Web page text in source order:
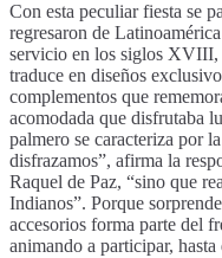
Con esta peculiar fiesta se
regresaron de
servicio en los siglos
traduce en diseños
complementos que
acomodada que disfrutaba
palmero se caracteriza por
disfrazamos”, afirma la
Raquel de Paz, “sino que
Indianos”. Porque
accesorios forma parte del
animando a participar,